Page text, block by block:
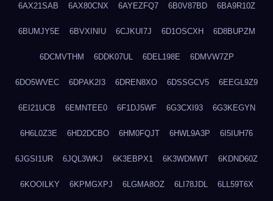
6AX21SAB 6AX80CNX 6AYEZFQ7 6B0V87BD 6BA9R10Z
6BUMJY5E 6BVXINIU 6CJKUI7J 6D1OSCXH 6D8BUPZM
6DCMVTHM 6DDK07UL 6DEL198E 6DMVW7ZP
6DO5WVEC 6DPAK2I3 6DREN8XO 6DSSGCV5 6EEGL9Z9
6EI21UCB 6EMNTEE0 6F1DJ5WF 6G3CXI93 6G3KEGYN
6H6L0Z3E 6HD2DCBO 6HM0FQJT 6HWL9A3P 6I5IUH76
6JGSI1UR 6JQL3WKJ 6K3EBPX1 6K3WDMWT 6KDND60Z
6KOOILKY 6KPMGXPJ 6LGMA8OZ 6LI78JDL 6LL59T6X